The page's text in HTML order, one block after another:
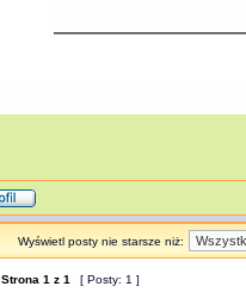
Wyświetl posty nie starsze niż:
Strona 1 z 1 [ Posty: 1 ]